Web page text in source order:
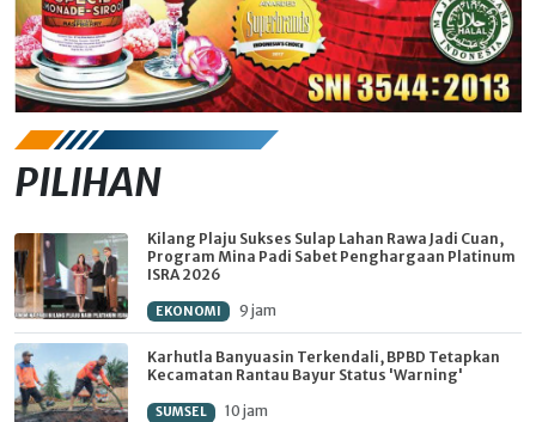
PILIHAN
Kilang Plaju Sukses Sulap Lahan Rawa Jadi Cuan,
Program Mina Padi Sabet Penghargaan Platinum
ISRA 2026
EKONOMI 9 jam
Karhutla Banyuasin Terkendali, BPBD Tetapkan
Kecamatan Rantau Bayur Status 'Warning'
SUMSEL 10 jam